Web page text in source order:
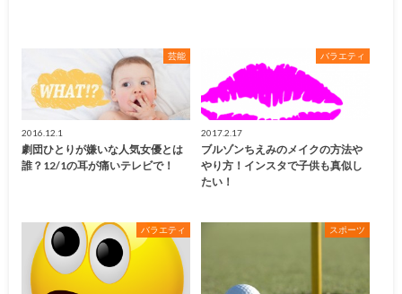
芸能
2016.12.1
劇団ひとりが嫌いな人気女優とは
誰？12/1の耳が痛いテレビで！
バラエティ
2017.2.17
ブルゾンちえみのメイクの方法や
やり方！インスタで子供も真似し
たい！
バラエティ スポーツ